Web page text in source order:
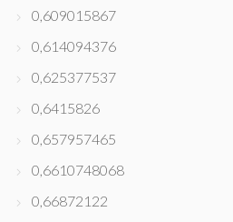
0,609015867
0,614094376
0,625377537
0,6415826
0,657957465
0,6610748068
0,66872122